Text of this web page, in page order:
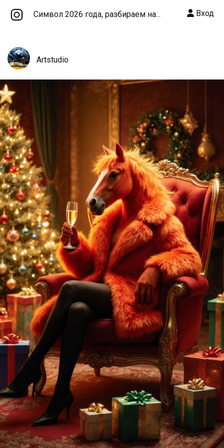
Символ 2026 года, разбираем на... Вход
Artstudio